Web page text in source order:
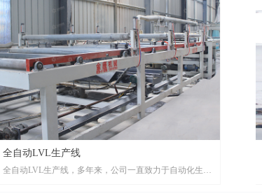
全自动LVL生产线
全自动LVL生产线，多年来，公司一直致力于自动化生产